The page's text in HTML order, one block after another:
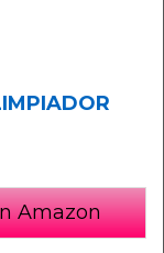
Amazon